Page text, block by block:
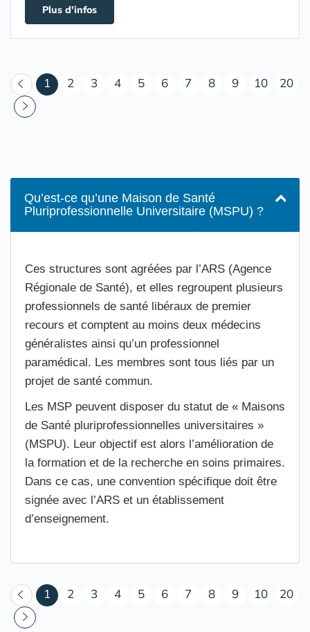
Plus d'infos
1 (courant)
2 3 4 5 6 7 8 9 10 20
Qu’est-ce qu’une Maison de Santé
Pluriprofessionnelle Universitaire (MSPU) ?
Ces structures sont agréées par l’ARS (Agence
Régionale de Santé), et elles regroupent plusieurs
professionnels de santé libéraux de premier
recours et comptent au moins deux médecins
généralistes ainsi qu’un professionnel
paramédical. Les membres sont tous liés par un
projet de santé commun.
Les MSP peuvent disposer du statut de « Maisons
de Santé pluriprofessionnelles universitaires »
(MSPU). Leur objectif est alors l’amélioration de
la formation et de la recherche en soins primaires.
Dans ce cas, une convention spécifique doit être
signée avec l’ARS et un établissement
d’enseignement.
1 (courant)
2 3 4 5 6 7 8 9 10 20